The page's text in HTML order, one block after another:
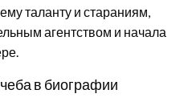
таланту и стараниям,
агентством и начала
в биографии